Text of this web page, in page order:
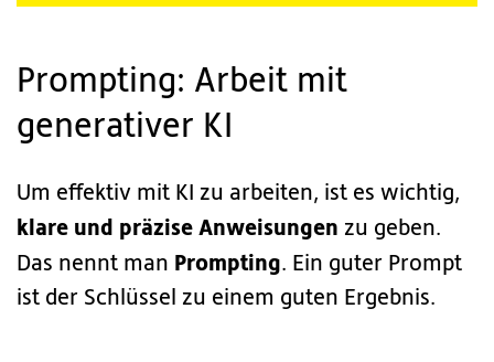
Prompting: Arbeit mit
generativer KI
Um effektiv mit KI zu arbeiten, ist es wichtig,
klare und präzise Anweisungen zu geben.
Das nennt man Prompting. Ein guter Prompt
ist der Schlüssel zu einem guten Ergebnis.